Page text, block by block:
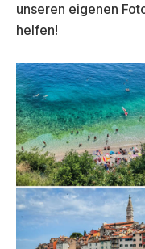
unseren eigenen
helfen!